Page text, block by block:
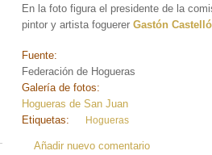
En la foto figura el presidente de la
pintor y artista foguererGastón Castelló
Fuente:
Federación de Hogueras
Galería de fotos:
Hogueras de San Juan
Etiquetas:
Hogueras
Añadir nuevo comentario